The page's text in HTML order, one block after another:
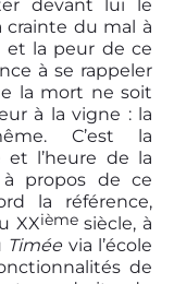
devant lui le
crainte du mal à
et la peur de ce
à se rappeler
la mort ne soit
à la vigne : la
C’est la
l’heure de la
à propos de ce
la référence,
XXièmesiècle, à
Timéevia l’école
de